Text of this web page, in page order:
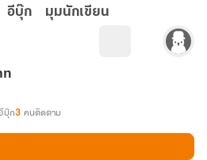
อีบุ๊ก มุมนักเขียน
บุ๊ก3 คนติดตาม